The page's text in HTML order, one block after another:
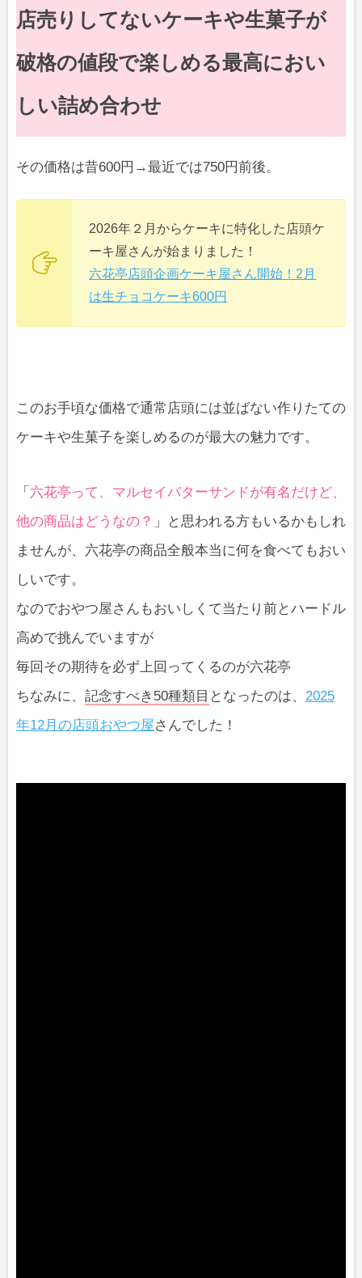
店売りしてないケーキや生菓子が
破格の値段で楽しめる最高におい
しい詰め合わせ
その価格は昔600円→最近では750円前後。
2026年２月からケーキに特化した店頭ケ
ーキ屋さんが始まりました！
六花亭店頭企画ケーキ屋さん開始！2月
は生チョコケーキ600円
このお手頃な価格で通常店頭には並ばない作りたての
ケーキや生菓子を楽しめるのが最大の魅力です。
「 六花亭って、マルセイバターサンドが有名だけど、
他の商品はどうなの？ 」と思われる方もいるかもしれ
ませんが、六花亭の商品全般本当に何を食べてもおい
しいです。
なのでおやつ屋さんもおいしくて当たり前とハードル
高めで挑んでいますが
毎回その期待を必ず上回ってくるのが六花亭
ちなみに、 記念すべき50種類目 となったのは、 2025
年12月の店頭おやつ屋さんでした！